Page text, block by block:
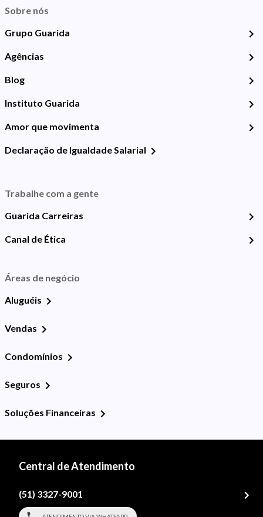
Sobre nós
Grupo Guarida
Agências
Blog
Instituto Guarida
Amor que movimenta
Declaração de Igualdade Salarial
Trabalhe com a gente
Guarida Carreiras
Canal de Ética
Áreas de negócio
Aluguéis
Vendas
Condomínios
Seguros
Soluções Financeiras
Central de Atendimento
(51) 3327-9001